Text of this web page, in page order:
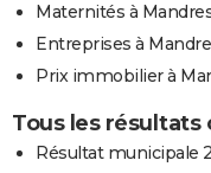
Maternités à
Entreprises à
Prix immobilier à
Tous les résultats
Résultat municipale